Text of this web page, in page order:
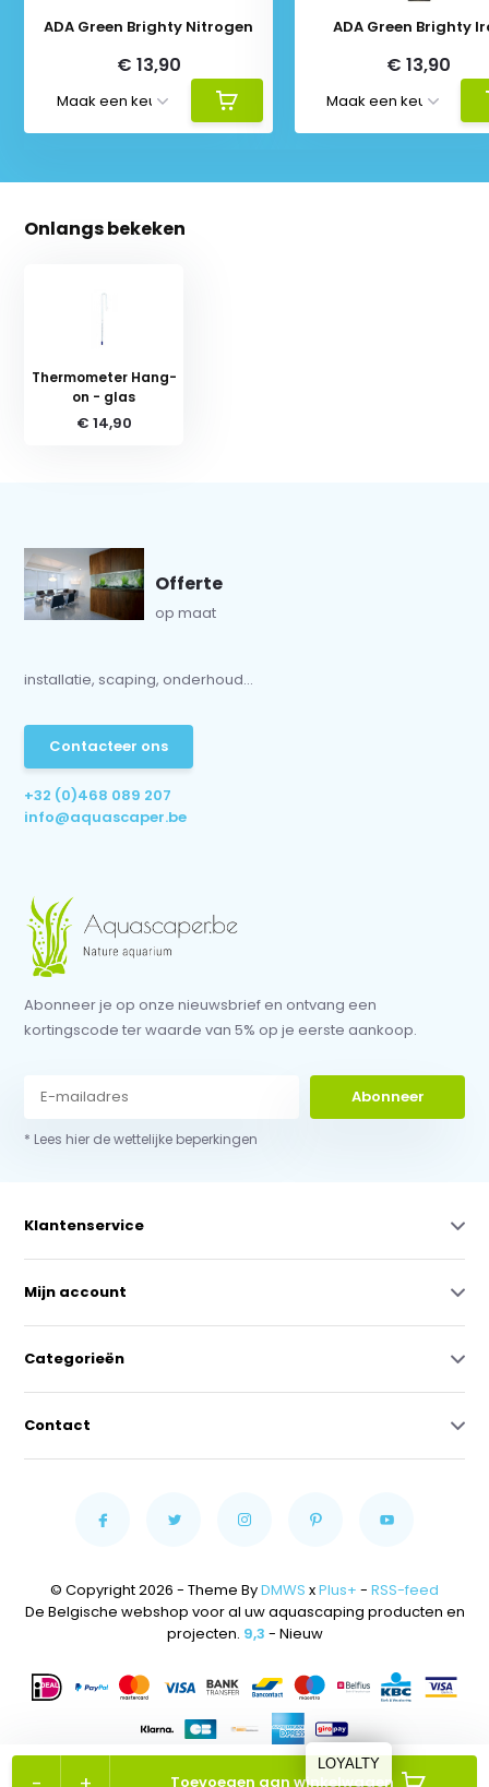
Toevoegen aan winkelwagen
ADA Green Brighty Nitrogen
€ 13,90
ADA Green Brighty
€ 13,90
Onlangs bekeken
Thermometer Hang-
on - glas
€ 14,90
Offerte
op maat
installatie, scaping, onderhoud...
Contacteer ons
+32 (0)468 089 207
info@aquascaper.be
Abonneer je op onze nieuwsbrief en ontvang een
kortingscode ter waarde van 5% op je eerste aankoop.
Abonneer
* Lees hier de wettelijke beperkingen
Klantenservice
Mijn account
Categorieën
Contact
© Copyright 2026 - Theme ByDMWS xPlus+ - RSS-feed
De Belgische webshop voor al uw aquascaping producten en
projecten. 9,3 - Nieuw
LOYALTY